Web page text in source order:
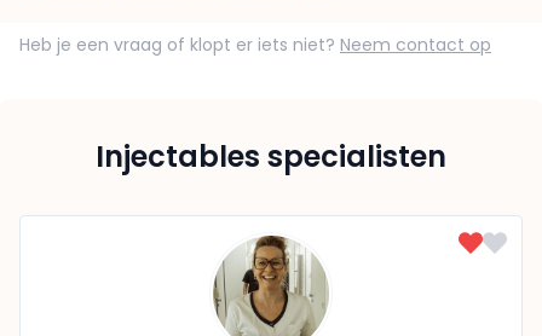
Heb je een vraag of klopt er iets niet? Neem contact op
Injectables specialisten